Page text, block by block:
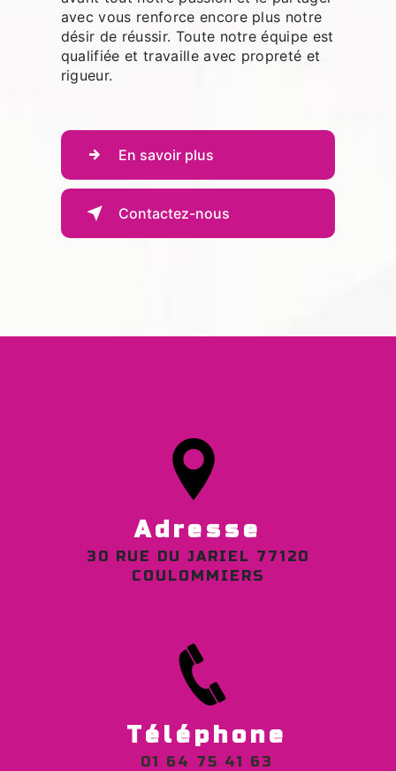
avec vous renforce encore plus notre
désir de réussir. Toute notre équipe est
qualifiée et travaille avec propreté et
rigueur.
En savoir plus
Contactez-nous
Adresse
30 RUE DU JARIEL 77120
COULOMMIERS
Téléphone
01 64 75 41 63